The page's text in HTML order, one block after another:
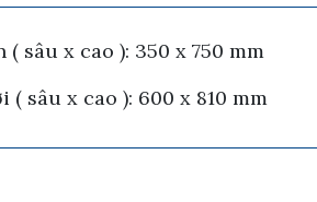
( sâu x cao ): 350 x 750 mm
( sâu x cao ): 600 x 810 mm